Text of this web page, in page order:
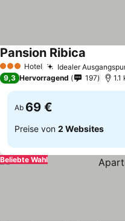
3 SterneHotel Idealer
Pansion Ribica
9,3 Hervorragend 197
Ab 69 €
Preise von 2 Websites
Beliebte Wahl